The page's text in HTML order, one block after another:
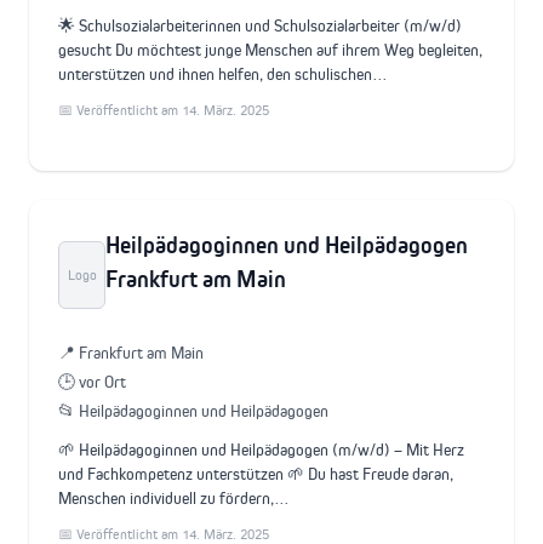
🌟 Schulsozialarbeiterinnen und Schulsozialarbeiter (m/w/d)
gesucht Du möchtest junge Menschen auf ihrem Weg begleiten,
unterstützen und ihnen helfen, den schulischen…
📅 Veröffentlicht am 14. März. 2025
Logo
Heilpädagoginnen und Heilpädagogen
Frankfurt am Main
📍 Frankfurt am Main
🕒 vor Ort
📂 Heilpädagoginnen und Heilpädagogen
🌱 Heilpädagoginnen und Heilpädagogen (m/w/d) – Mit Herz
und Fachkompetenz unterstützen 🌱 Du hast Freude daran,
Menschen individuell zu fördern,…
📅 Veröffentlicht am 14. März. 2025